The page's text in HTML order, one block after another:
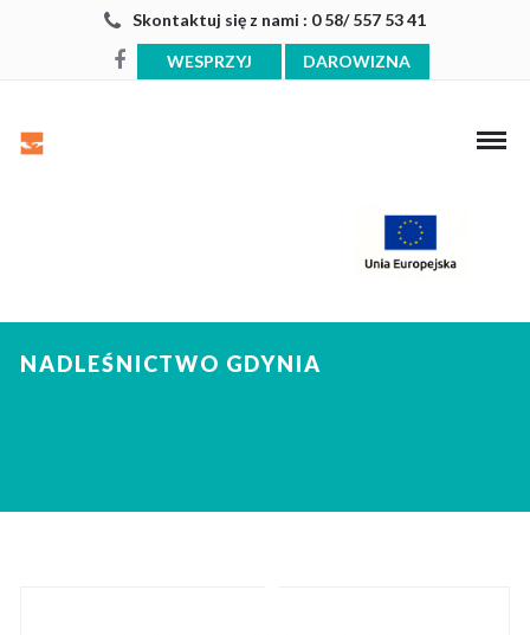
Skontaktuj się z nami : 0 58/ 557 53 41
WESPRZYJ DAROWIZNA
NADLEŚNICTWO GDYNIA